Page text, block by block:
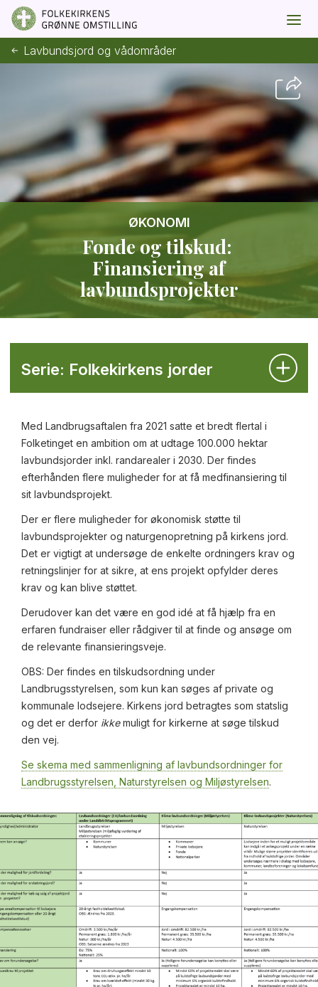
Lavbundsjord og vådområder
Fonde og tilskud:
Finansiering af
lavbundsprojekter
ØKONOMI
Serie: Folkekirkens jorder
Med Landbrugsaftalen fra 2021 satte et bredt flertal i
Folketinget en ambition om at udtage 100.000 hektar
lavbundsjorder inkl. randarealer i 2030. Der findes
efterhånden flere muligheder for at få medfinansiering til
sit lavbundsprojekt.
Der er flere muligheder for økonomisk støtte til
lavbundsprojekter og naturgenopretning på kirkens jord.
Det er vigtigt at undersøge de enkelte ordningers krav og
retningslinjer for at sikre, at ens projekt opfylder deres
krav og kan blive støttet.
Derudover kan det være en god idé at få hjælp fra en
erfaren fundraiser eller rådgiver til at finde og ansøge om
de relevante finansieringsveje.
OBS: Der findes en tilskudsordning under
Landbrugsstyrelsen, som kun kan søges af private og
kommunale lodsejere. Kirkens jord betragtes som statslig
og det er derfor ikkemuligt for kirkerne at søge tilskud
den vej.
Se skema med sammenligning af lavbundsordninger for
Landbrugsstyrelsen, Naturstyrelsen og Miljøstyrelsen.